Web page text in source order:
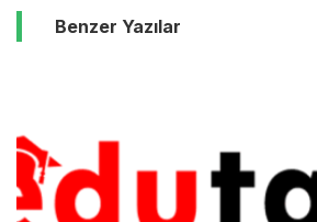
Benzer Yazılar